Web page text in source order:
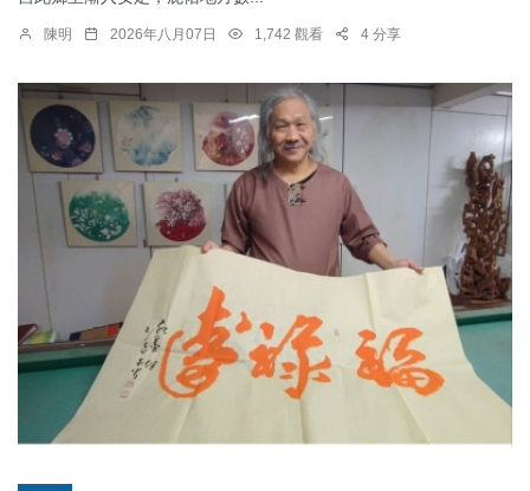
陳明 2026年八月07日 1,742 觀看 4 分享